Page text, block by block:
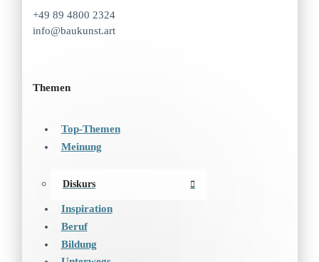
+49 89 4800 2324
info@baukunst.art
Themen
Top-Themen
Meinung
Diskurs
Inspiration
Beruf
Bildung